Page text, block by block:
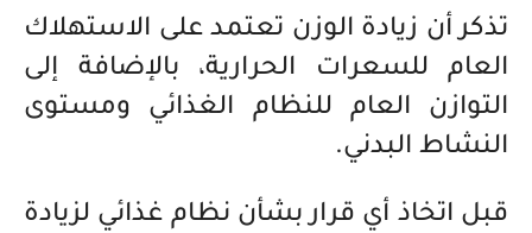
تذكر أن زيادة الوزن تعتمد على الاستهلاك
العام للسعرات الحرارية، بالإضافة إلى
التوازن العام للنظام الغذائي ومستوى
النشاط البدني.
قبل اتخاذ أي قرار بشأن نظام غذائي لزيادة